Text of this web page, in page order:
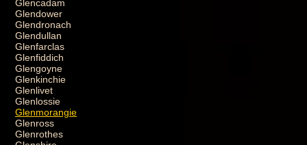
Glencadam
Glendower
Glendronach
Glendullan
Glenfarclas
Glenfiddich
Glengoyne
Glenkinchie
Glenlivet
Glenlossie
Glenmorangie
Glenross
Glenrothes